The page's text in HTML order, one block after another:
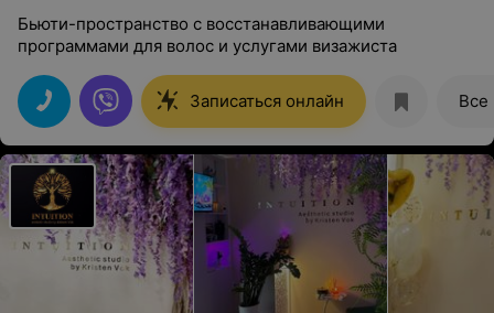
Бьюти-пространство с восстанавливающими
программами для волос и услугами визажиста
Записаться онлайн